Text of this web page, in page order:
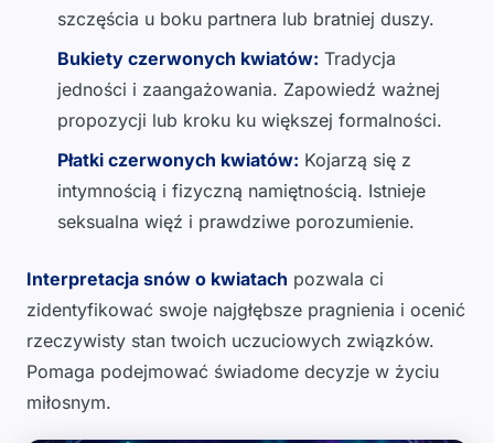
szczęścia u boku partnera lub bratniej duszy.
Bukiety czerwonych kwiatów: Tradycja
jedności i zaangażowania. Zapowiedź ważnej
propozycji lub kroku ku większej formalności.
Płatki czerwonych kwiatów: Kojarzą się z
intymnością i fizyczną namiętnością. Istnieje
seksualna więź i prawdziwe porozumienie.
Interpretacja snów o kwiatach pozwala ci
zidentyfikować swoje najgłębsze pragnienia i ocenić
rzeczywisty stan twoich uczuciowych związków.
Pomaga podejmować świadome decyzje w życiu
miłosnym.